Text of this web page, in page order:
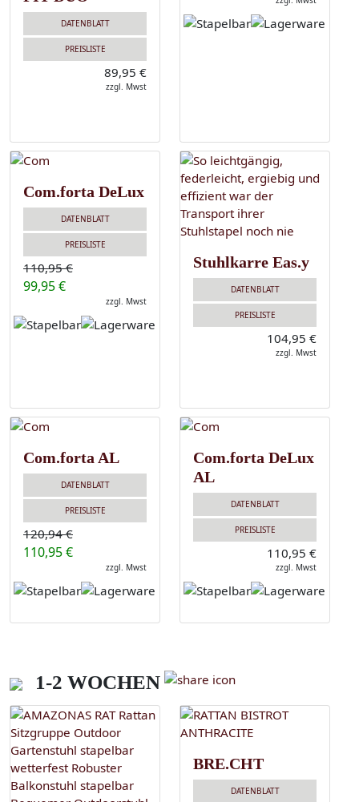
DATENBLATT
PREISLISTE
89,95 €
zzgl. Mwst
Com.forta DeLux
DATENBLATT
PREISLISTE
110,95 €
99,95 €
zzgl. Mwst
Stuhlkarre Eas.y
DATENBLATT
PREISLISTE
104,95 €
zzgl. Mwst
Com.forta AL
DATENBLATT
PREISLISTE
120,94 €
110,95 €
zzgl. Mwst
Com.forta DeLux
AL
DATENBLATT
PREISLISTE
110,95 €
zzgl. Mwst
1-2 WOCHEN
BRE.CHT
DATENBLATT